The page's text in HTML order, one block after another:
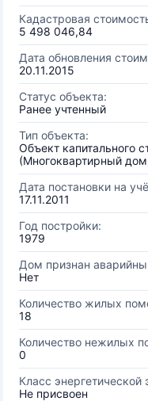
Кадастровая
5 498 046,84
Дата обновления
20.11.2015
Статус объекта:
Ранее учтенный
Тип объекта:
Объект капитального
(Многоквартирный
Дата постановки на
17.11.2011
Год постройки:
1979
Дом признан
Нет
Количество жилых
18
Количество нежилых
0
Класс энергетической
Не присвоен